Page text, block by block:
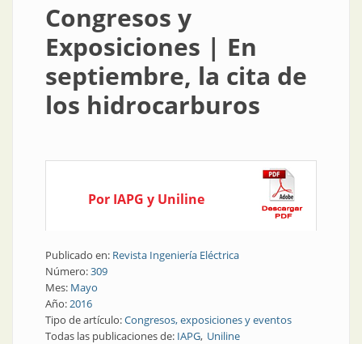
Congresos y
Exposiciones | En
septiembre, la cita de
los hidrocarburos
Por IAPG y Uniline
Publicado en: Revista Ingeniería Eléctrica
Número:309
Mes: Mayo
Año:2016
Tipo de artículo:Congresos, exposiciones y eventos
Todas las publicaciones de: IAPG Uniline